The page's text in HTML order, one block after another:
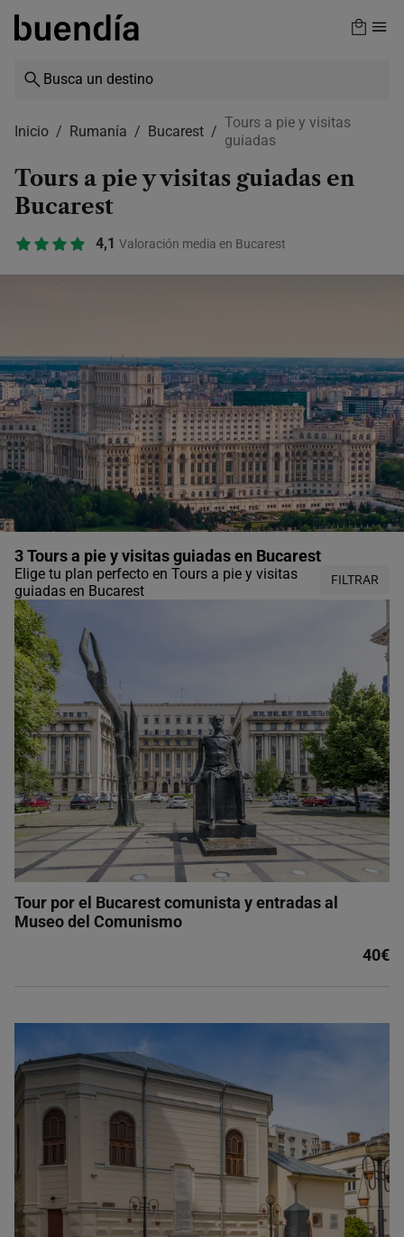
Skip
content
Inicio Rumanía Bucarest
Tours a pie y visitas
guiadas
Tours a pie y visitas guiadas en
Bucarest
4,1 Valoración media en Bucarest
3 Tours a pie y visitas guiadas en Bucarest
Elige tu plan perfecto en Tours a pie y visitas
guiadas en Bucarest
FILTRAR
Tour por el Bucarest comunista y entradas al
Museo del Comunismo
40€